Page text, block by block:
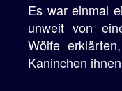
Es war einmal
unweit von
Wölfe
Kaninchen